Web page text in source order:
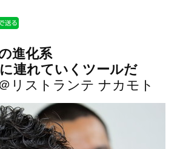
進化系
連れていくツールだ
リストランテ ナカモト